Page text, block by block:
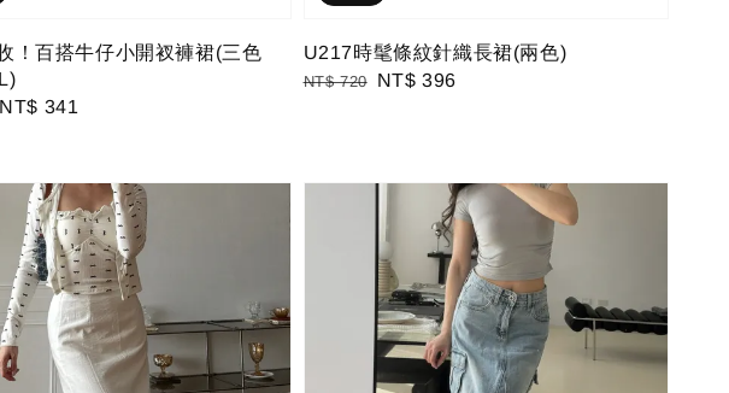
！百搭牛仔小開衩褲裙(三色
Sale
NT$ 341
U217時髦條紋針織長裙(兩色)
Regular
NT$ 720
Sale
NT$ 396